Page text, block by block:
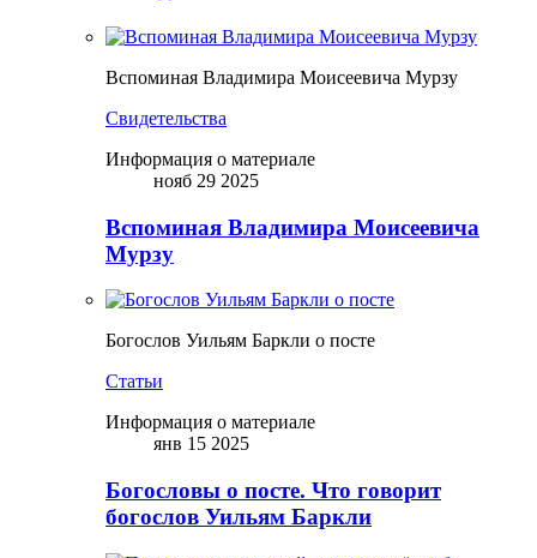
Вспоминая Владимира Моисеевича Мурзу
Свидетельства
Информация о материале
нояб 29 2025
Вспоминая Владимира Моисеевича
Мурзу
Богослов Уильям Баркли о посте
Статьи
Информация о материале
янв 15 2025
Богословы о посте. Что говорит
богослов Уильям Баркли